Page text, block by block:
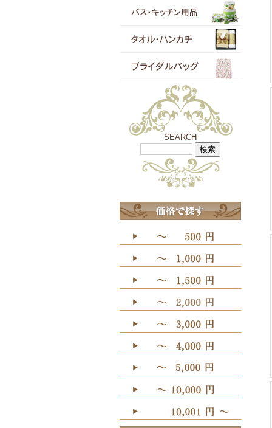
SEARCH